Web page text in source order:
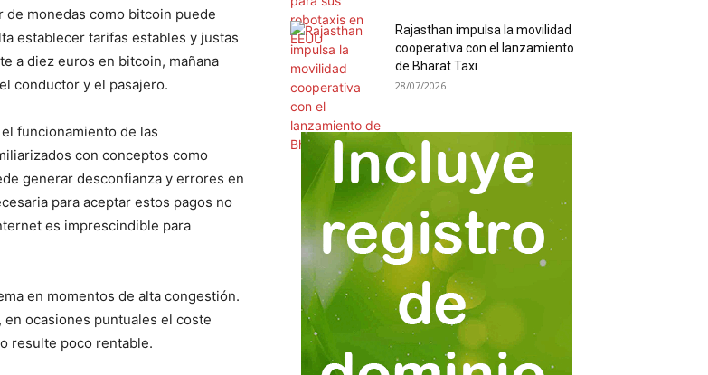
monedas como bitcoin puede
establecer tarifas estables y justas
a diez euros en bitcoin, mañana
conductor y el pasajero.
funcionamiento de las
con conceptos como
generar desconfianza y errores en
para aceptar estos pagos no
es imprescindible para
en momentos de alta congestión.
ocasiones puntuales el coste
resulte poco rentable.
Rajasthan impulsa la movilidad
cooperativa con el lanzamiento
de Bharat Taxi
28/07/2026